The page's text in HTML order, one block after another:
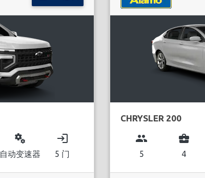
miscellaneous_services
自动变速器
login
5 门
CHRYSLER 200
group
5
business_center
4